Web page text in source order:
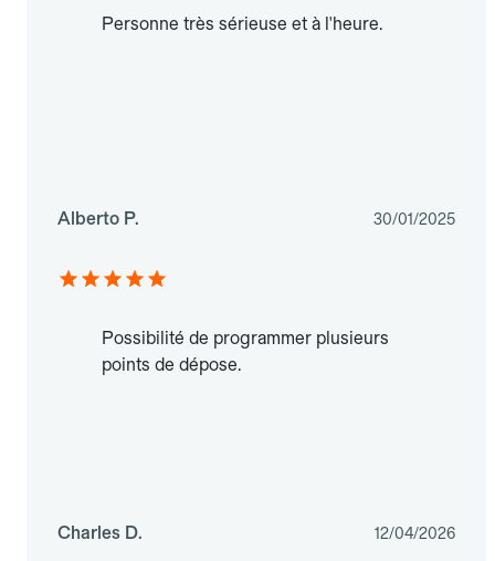
Personne très sérieuse et à l'heure.
Alberto P. 30/01/2025
Possibilité de programmer plusieurs
points de dépose.
Charles D. 12/04/2026